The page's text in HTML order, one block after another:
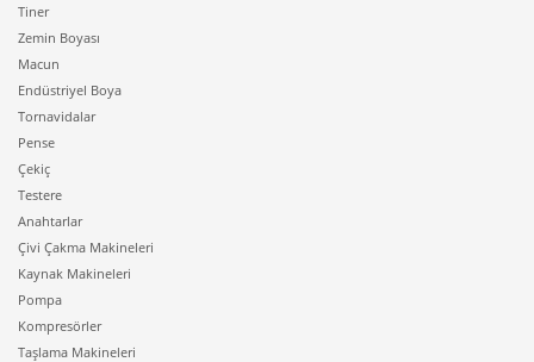
Tiner
Zemin Boyası
Macun
Endüstriyel Boya
Tornavidalar
Pense
Çekiç
Testere
Anahtarlar
Çivi Çakma Makineleri
Kaynak Makineleri
Pompa
Kompresörler
Taşlama Makineleri